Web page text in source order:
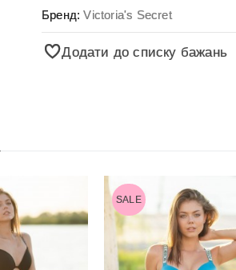
Бренд:Victoria's Secret
Додати до списку бажань
SALE